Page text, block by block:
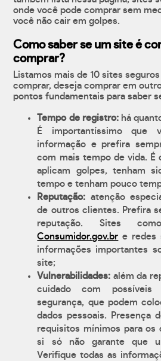
onde você pode comprar sem
você não cair em golpes.
Como saber se um site é
comprar?
Listamos mais de 10 sites
comprar, deseja comprar em
pontos fundamentais para saber
Tempo de registro:há
É importantíssimo que
informação e prefira
com mais tempo de vida. É
aplicam golpes, tenham
tempo e tenham pouco
Reputação: atenção
de outros clientes. Prefira
reputação. Sites
Consumidor.gov.br e redes
informações importantes
site;
Vulnerabilidades: além da
cuidado com possíveis
segurança, que podem
dados pessoais. Presença
requisitos mínimos para os
si só não garante que
Verifique todas as